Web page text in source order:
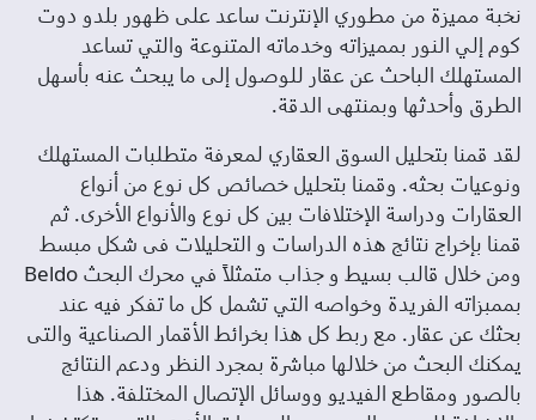
نخبة مميزة من مطوري الإنترنت ساعد على ظهور بلدو دوت
كوم إلي النور بمميزاته وخدماته المتنوعة والتي تساعد
المستهلك الباحث عن عقار للوصول إلى ما يبحث عنه بأسهل
الطرق وأحدثها وبمنتهى الدقة.
لقد قمنا بتحليل السوق العقاري لمعرفة متطلبات المستهلك
ونوعيات بحثه. وقمنا بتحليل خصائص كل نوع من أنواع
العقارات ودراسة الإختلافات بين كل نوع والأنواع الأخرى. ثم
قمنا بإخراج نتائج هذه الدراسات و التحليلات فى شكل مبسط
ومن خلال قالب بسيط و جذاب متمثلاً في محرك البحث Beldo
بممبزاته الفريدة وخواصه التي تشمل كل ما تفكر فيه عند
بحثك عن عقار. مع ربط كل هذا بخرائط الأقمار الصناعية والتى
يمكنك البحث من خلالها مباشرة بمجرد النظر ودعم النتائج
بالصور ومقاطع الفيديو ووسائل الإتصال المختلفة. هذا